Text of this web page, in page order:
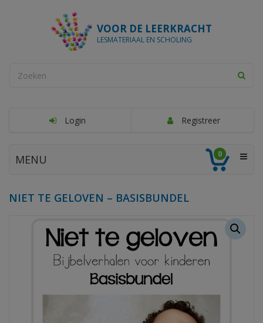
VOOR DE LEERKRACHT
LESMATERIAAL EN SCHOLING
Login Registreer
MENU 0
NIET TE GELOVEN – BASISBUNDEL